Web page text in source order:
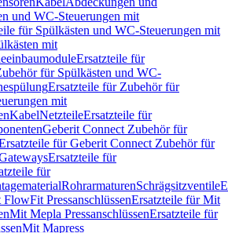
und WC-Steuerungen mit
für Spülkästen und WC-Steuerungen mit
mit
Ersatzteile für
für Spülkästen und WC-
Ersatzteile für Zubehör für
mit
KabelNetzteileErsatzteile für
Geberit Connect Zubehör für
für Geberit Connect Zubehör für
Ersatzteile für
für
RohrarmaturenSchrägsitzventile
PressanschlüssenErsatzteile für Mit
Mit Mepla PressanschlüssenErsatzteile für
Mit Mapress